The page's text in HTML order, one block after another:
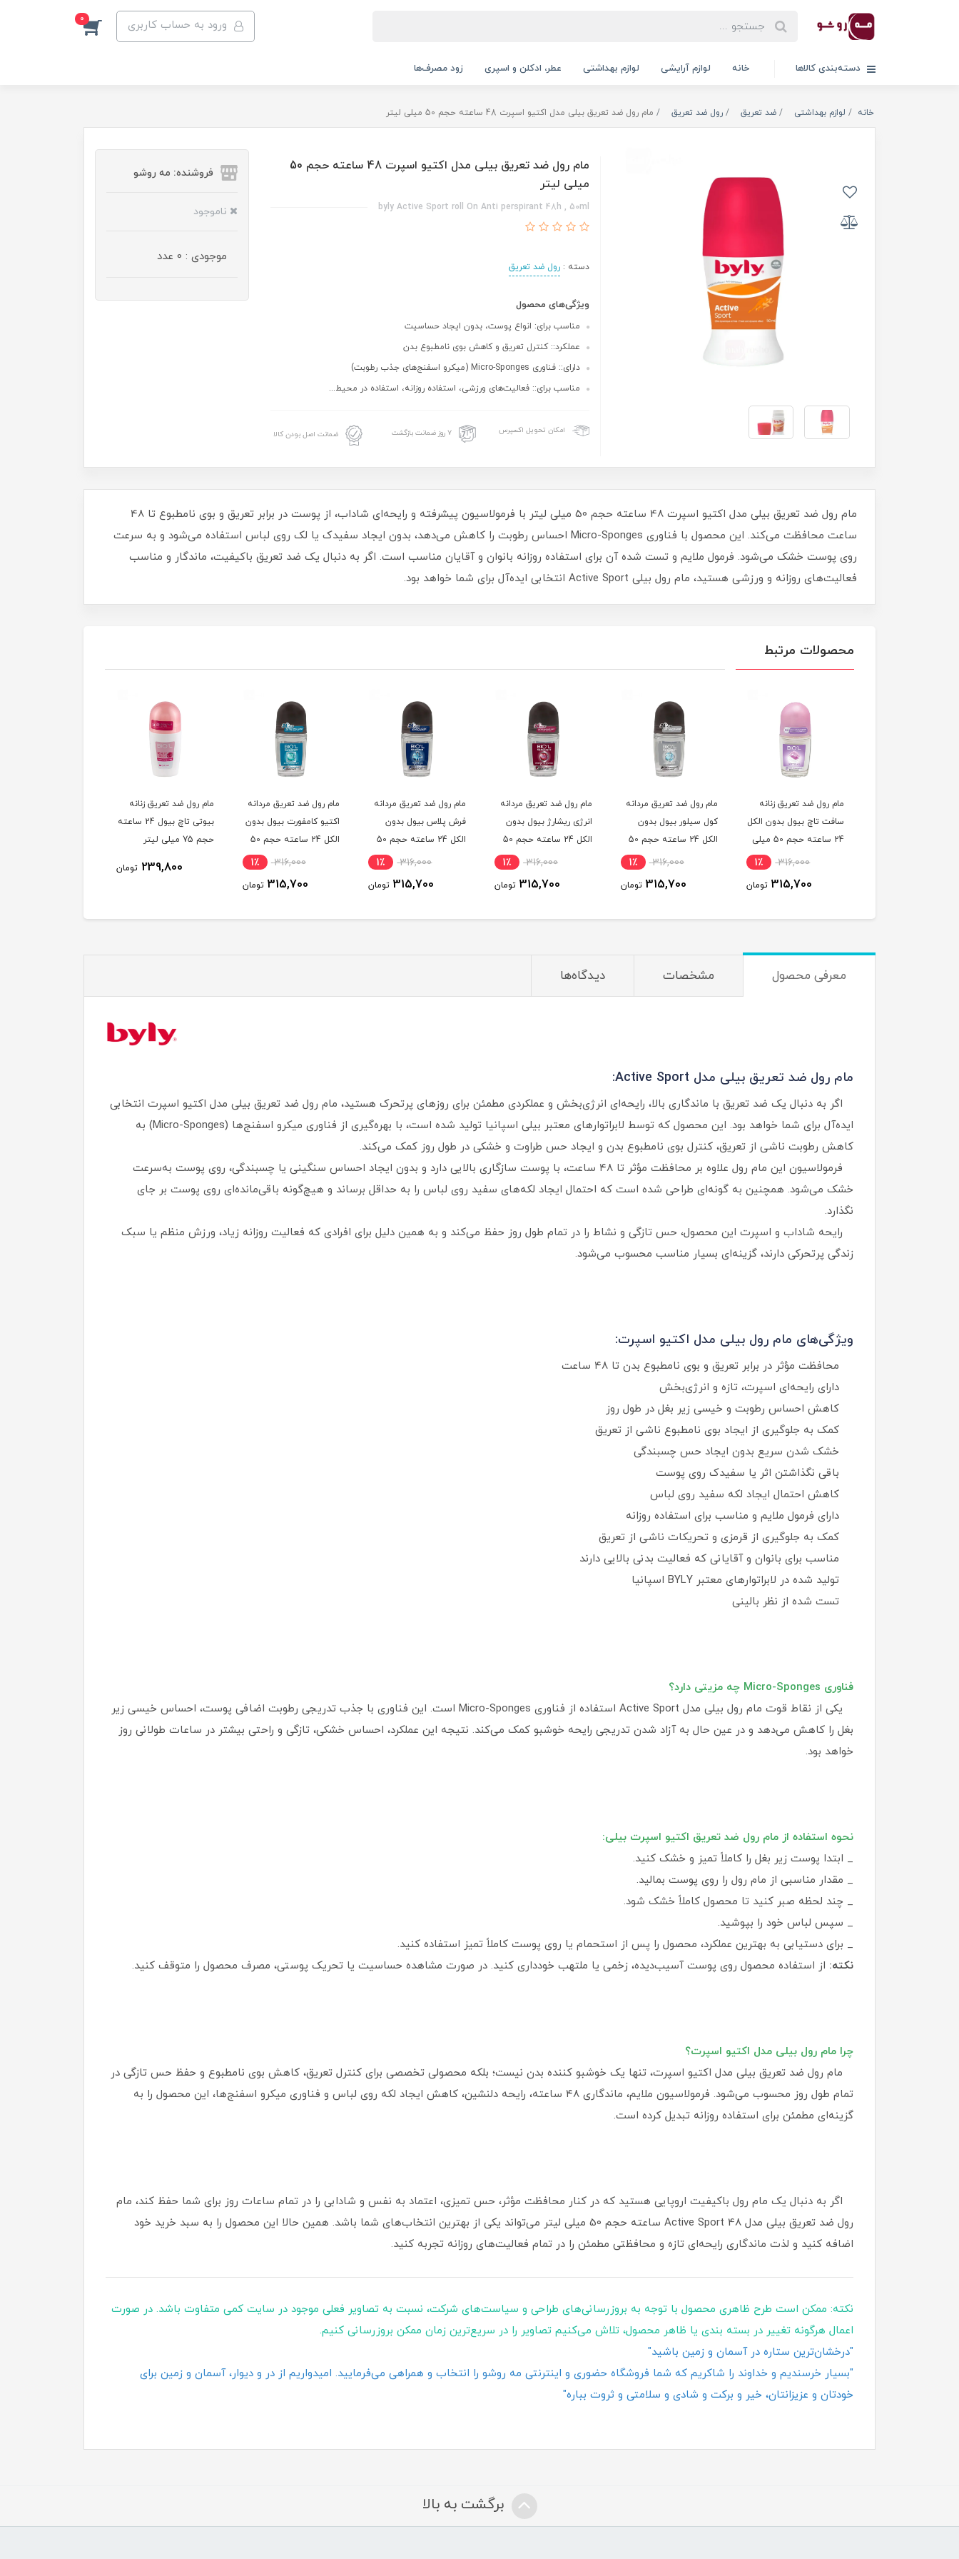
ورود به حساب کاربری 0
دسته‌بندی کالاها خانه لوازم آرایشی لوازم بهداشتی عطر، ادکلن و اسپری زود مصرف‌ها
خانه لوازم بهداشتی ضد تعریق رول ضد تعریق مام رول ضد تعریق بیلی مدل اکتیو اسپرت 48 ساعته حجم 50 میلی لیتر
مام رول ضد تعریق بیلی مدل اکتیو اسپرت 48 ساعته حجم 50
میلی لیتر
byly Active Sport roll On Anti perspirant 48h , 50ml
دسته :رول ضد تعریق
ویژگی‌های محصول
مناسب برای: انواع پوست، بدون ایجاد حساسیت
عملکرد:: کنترل تعریق و کاهش بوی نامطبوع بدن
دارای:: فناوری Micro-Sponges (میکرو اسفنج‌های جذب رطوبت)
مناسب برای:: فعالیت‌های ورزشی، استفاده روزانه، استفاده در محیط...
امکان تحویل اکسپرس ۷ روز ضمانت بازگشت ضمانت اصل بودن کالا
فروشنده: مه رو‌شو
ناموجود
موجودی : 0 عدد
مام رول ضد تعریق بیلی مدل اکتیو اسپرت 48 ساعته حجم 50 میلی‌ لیتر با فرمولاسیون پیشرفته و رایحه‌ای شاداب، از پوست در برابر تعریق و بوی نامطبوع تا 48
ساعت محافظت می‌کند. این محصول با فناوری Micro-Sponges احساس رطوبت را کاهش می‌دهد، بدون ایجاد سفیدک یا لک روی لباس استفاده می‌شود و به‌ سرعت
روی پوست خشک می‌شود. فرمول ملایم و تست‌ شده آن برای استفاده روزانه بانوان و آقایان مناسب است. اگر به دنبال یک ضد تعریق باکیفیت، ماندگار و مناسب
فعالیت‌های روزانه و ورزشی هستید، مام رول بیلی Active Sport انتخابی ایده‌آل برای شما خواهد بود.
محصولات مرتبط
مام رول ضد تعریق زنانه
سافت تاچ بیول بدون الکل
24 ساعته حجم 50 میلی
316,000 1٪
315,700 تومان
مام رول ضد تعریق مردانه
کول سیلور بیول بدون
الکل 24 ساعته حجم 50
316,000 1٪
315,700 تومان
مام رول ضد تعریق مردانه
انرژی ریشارژ بیول بدون
الکل 24 ساعته حجم 50
316,000 1٪
315,700 تومان
مام رول ضد تعریق مردانه
فرش پلاس بیول بدون
الکل 24 ساعته حجم 50
316,000 1٪
315,700 تومان
مام رول ضد تعریق مردانه
اکتیو کامفورت بیول بدون
الکل 24 ساعته حجم 50
316,000 1٪
315,700 تومان
مام رول ضد تعریق زنانه
بیوتی تاچ بیول 24 ساعته
حجم 75 میلی لیتر
239,800 تومان
معرفی محصول مشخصات دیدگاه‌ها
مام رول ضد تعریق بیلی مدل Active Sport:
اگر به دنبال یک ضد تعریق با ماندگاری بالا، رایحه‌ای انرژی‌بخش و عملکردی مطمئن برای روزهای پرتحرک هستید، مام رول ضد تعریق بیلی مدل اکتیو اسپرت انتخابی
ایده‌آل برای شما خواهد بود. این محصول که توسط لابراتوارهای معتبر بیلی اسپانیا تولید شده است، با بهره‌گیری از فناوری میکرو اسفنج‌ها (Micro-Sponges) به
کاهش رطوبت ناشی از تعریق، کنترل بوی نامطبوع بدن و ایجاد حس طراوت و خشکی در طول روز کمک می‌کند.
فرمولاسیون این مام رول علاوه بر محافظت مؤثر تا ۴۸ ساعت، با پوست سازگاری بالایی دارد و بدون ایجاد احساس سنگینی یا چسبندگی، روی پوست به‌سرعت
خشک می‌شود. همچنین به گونه‌ای طراحی شده است که احتمال ایجاد لکه‌های سفید روی لباس را به حداقل برساند و هیچ‌گونه باقی‌مانده‌ای روی پوست بر جای
نگذارد.
رایحه شاداب و اسپرت این محصول، حس تازگی و نشاط را در تمام طول روز حفظ می‌کند و به همین دلیل برای افرادی که فعالیت روزانه زیاد، ورزش منظم یا سبک
زندگی پرتحرکی دارند، گزینه‌ای بسیار مناسب محسوب می‌شود.
ویژگی‌های مام رول بیلی مدل اکتیو اسپرت:
محافظت مؤثر در برابر تعریق و بوی نامطبوع بدن تا ۴۸ ساعت
دارای رایحه‌ای اسپرت، تازه و انرژی‌بخش
کاهش احساس رطوبت و خیسی زیر بغل در طول روز
کمک به جلوگیری از ایجاد بوی نامطبوع ناشی از تعریق
خشک شدن سریع بدون ایجاد حس چسبندگی
باقی نگذاشتن اثر یا سفیدک روی پوست
کاهش احتمال ایجاد لکه سفید روی لباس
دارای فرمول ملایم و مناسب برای استفاده روزانه
کمک به جلوگیری از قرمزی و تحریکات ناشی از تعریق
مناسب برای بانوان و آقایانی که فعالیت بدنی بالایی دارند
تولید شده در لابراتوارهای معتبر BYLY اسپانیا
تست شده از نظر بالینی
فناوری Micro-Sponges چه مزیتی دارد؟
یکی از نقاط قوت مام رول بیلی مدل Active Sport استفاده از فناوری Micro-Sponges است. این فناوری با جذب تدریجی رطوبت اضافی پوست، احساس خیسی زیر
بغل را کاهش می‌دهد و در عین حال به آزاد شدن تدریجی رایحه خوشبو کمک می‌کند. نتیجه این عملکرد، احساس خشکی، تازگی و راحتی بیشتر در ساعات طولانی روز
خواهد بود.
نحوه استفاده از مام رول ضد تعریق اکتیو اسپرت بیلی:
_ ابتدا پوست زیر بغل را کاملاً تمیز و خشک کنید.
_ مقدار مناسبی از مام رول را روی پوست بمالید.
_ چند لحظه صبر کنید تا محصول کاملاً خشک شود.
_ سپس لباس خود را بپوشید.
_ برای دستیابی به بهترین عملکرد، محصول را پس از استحمام یا روی پوست کاملاً تمیز استفاده کنید.
نکته: از استفاده محصول روی پوست آسیب‌دیده، زخمی یا ملتهب خودداری کنید. در صورت مشاهده حساسیت یا تحریک پوستی، مصرف محصول را متوقف کنید.
چرا مام رول بیلی مدل اکتیو اسپرت؟
مام رول ضد تعریق بیلی مدل اکتیو اسپرت، تنها یک خوشبو کننده بدن نیست؛ بلکه محصولی تخصصی برای کنترل تعریق، کاهش بوی نامطبوع و حفظ حس تازگی در
تمام طول روز محسوب می‌شود. فرمولاسیون ملایم، ماندگاری ۴۸ ساعته، رایحه دلنشین، کاهش ایجاد لکه روی لباس و فناوری میکرو اسفنج‌ها، این محصول را به
گزینه‌ای مطمئن برای استفاده روزانه تبدیل کرده است.
اگر به دنبال یک مام رول باکیفیت اروپایی هستید که در کنار محافظت مؤثر، حس تمیزی، اعتماد به‌ نفس و شادابی را در تمام ساعات روز برای شما حفظ کند، مام
رول ضد تعریق بیلی مدل Active Sport 48 ساعته حجم 50 میلی‌ لیتر می‌تواند یکی از بهترین انتخاب‌های شما باشد. همین حالا این محصول را به سبد خرید خود
اضافه کنید و لذت ماندگاری رایحه‌ای تازه و محافظتی مطمئن را در تمام فعالیت‌های روزانه تجربه کنید.
نکته: ممکن است طرح ظاهری محصول با توجه به بروزرسانی‌های طراحی و سیاست‌های شرکت، نسبت به تصاویر فعلی موجود در سایت کمی متفاوت باشد. در صورت
اعمال هرگونه تغییر در بسته‌ بندی یا ظاهر محصول، تلاش می‌کنیم تصاویر را در سریع‌ترین زمان ممکن بروزرسانی کنیم.
"درخشان‌ترین ستاره در آسمان و زمین باشید"
"بسیار خرسندیم و خداوند را شاکریم که شما فروشگاه حضوری و اینترنتی مه روشو را انتخاب و همراهی می‌فرمایید. امیدواریم از در و دیوار، آسمان و زمین برای
خودتان و عزیزانتان، خیر و برکت و شادی و سلامتی و ثروت بباره"
برگشت به بالا